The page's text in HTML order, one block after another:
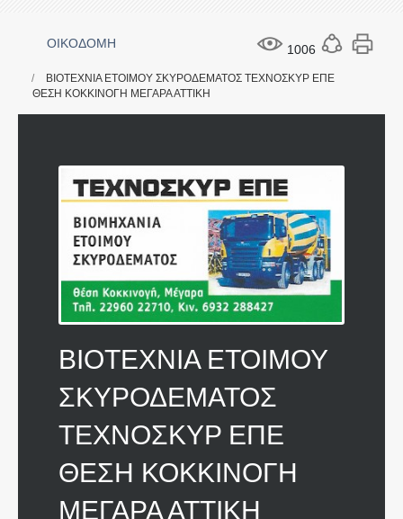
1006
ΟΙΚΟΔΟΜΗ
ΒΙΟΤΕΧΝΙΑ ΕΤΟΙΜΟΥ ΣΚΥΡΟΔΕΜΑΤΟΣ ΤΕΧΝΟΣΚΥΡ ΕΠΕ
ΘΕΣΗ ΚΟΚΚΙΝΟΓΗ ΜΕΓΑΡΑ ΑΤΤΙΚΗ
ΒΙΟΤΕΧΝΙΑ ΕΤΟΙΜΟΥ
ΣΚΥΡΟΔΕΜΑΤΟΣ
ΤΕΧΝΟΣΚΥΡ ΕΠΕ
ΘΕΣΗ ΚΟΚΚΙΝΟΓΗ
ΜΕΓΑΡΑ ΑΤΤΙΚΗ